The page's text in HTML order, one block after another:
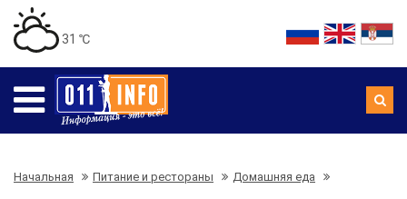
31 ℃
Начальная Питание и рестораны Домашняя еда